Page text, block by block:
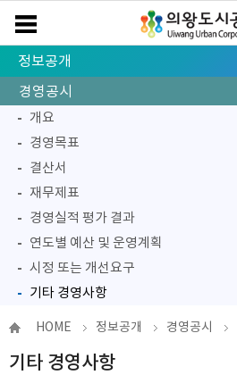
정보공개
경영공시
개요
경영목표
결산서
재무제표
경영실적 평가 결과
연도별 예산 및 운영계획
시정 또는 개선요구
기타 경영사항
정부 서비스
사전정보공표
공공데이터
정보공개
신고센터
법률고문 및 소송대리인 운영현황
HOME 정보공개 경영공시
기타 경영사항